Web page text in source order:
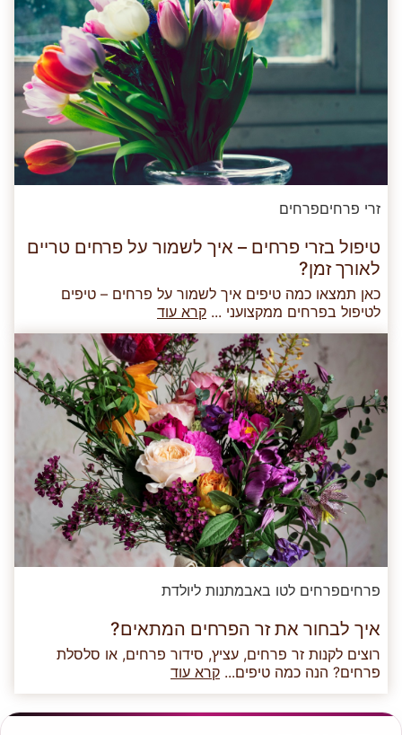
זרי פרחיםפרחים
טיפול בזרי פרחים – איך לשמור על פרחים טריים
לאורך זמן?
כאן תמצאו כמה טיפים איך לשמור על פרחים – טיפים
לטיפול בפרחים ממקצועני ... קרא עוד
פרחיםפרחים לטו באבמתנות ליולדת
איך לבחור את זר הפרחים המתאים?
רוצים לקנות זר פרחים, עציץ, סידור פרחים, או סלסלת
פרחים? הנה כמה טיפים... קרא עוד